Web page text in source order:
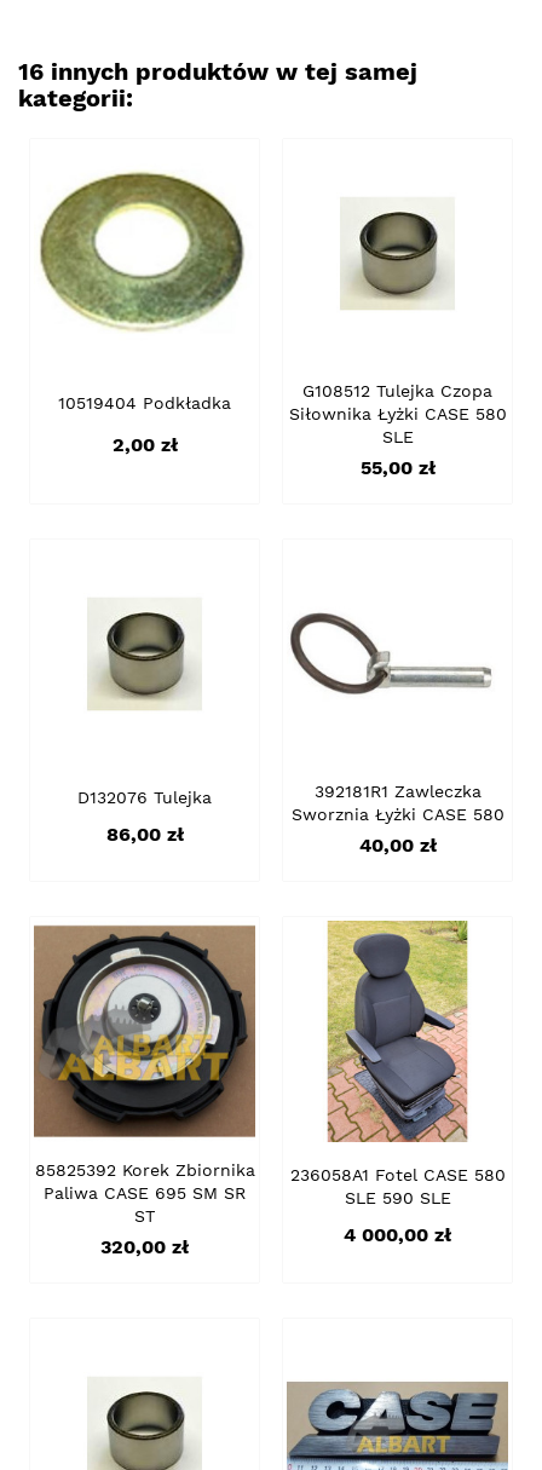
16 innych produktów w tej samej
kategorii:
10519404 Podkładka
Cena
2,00 zł
G108512 Tulejka Czopa
Siłownika Łyżki CASE 580
SLE
Cena
55,00 zł
D132076 Tulejka
Cena
86,00 zł
392181R1 Zawleczka
Sworznia Łyżki CASE 580
Cena
40,00 zł
85825392 Korek Zbiornika
Paliwa CASE 695 SM SR
ST
Cena
320,00 zł
236058A1 Fotel CASE 580
SLE 590 SLE
Cena
4 000,00 zł